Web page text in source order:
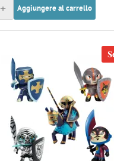
+ Aggiungere al carrello